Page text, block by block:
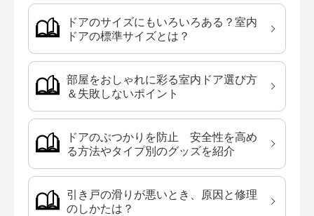
ドアのサイズにもいろいろある？室内
ドアの標準サイズとは？
部屋をおしゃれに彩る室内ドア選び方
＆失敗しないポイント
ドアのぶつかりを防止 安全性を高め
る方法やタイプ別のグッズを紹介
引き戸の滑りが悪いとき、原因と修理
のしかたは？